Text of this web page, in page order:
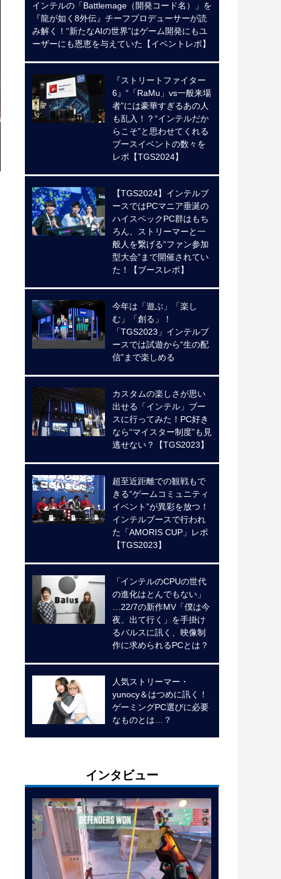
インテルの「Battlemage（開発コード名）」を
『龍が如く8外伝』チーフプロデューサーが読
み解く！“新たなAIの世界”はゲーム開発にもユ
ーザーにも恩恵を与えていた【イベントレポ】
『ストリートファイター
6』“「RaMu」vs一般来場
者”には豪華すぎるあの人
も乱入！？“インテルだか
らこそ”と思わせてくれる
ブースイベントの数々を
レポ【TGS2024】
【TGS2024】インテルブ
ースではPCマニア垂涎の
ハイスペックPC群はもち
ろん、ストリーマーと一
般人を繋げる“ファン参加
型大会”まで開催されてい
た！【ブースレポ】
今年は「遊ぶ」「楽し
む」「創る」！
「TGS2023」インテルブ
ースでは試遊から“生の配
信”まで楽しめる
カスタムの楽しさが思い
出せる「インテル」ブー
スに行ってみた！PC好き
なら“マイスター制度”も見
逃せない？【TGS2023】
超至近距離での観戦もで
きる“ゲームコミュニティ
イベント”が異彩を放つ！
インテルブースで行われ
た「AMORIS CUP」レポ
【TGS2023】
「インテルのCPUの世代
の進化はとんでもない」
…22/7の新作MV「僕は今
夜、出て行く」を手掛け
るバルスに訊く、映像制
作に求められるPCとは？
人気ストリーマー・
yunocy＆はつめに訊く！
ゲーミングPC選びに必要
なものとは…？
インタビュー